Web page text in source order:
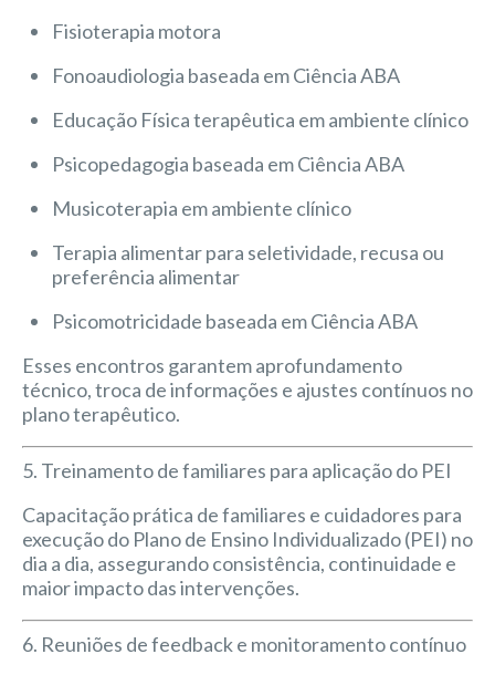
Fisioterapia motora
Fonoaudiologia baseada em Ciência ABA
Educação Física terapêutica em ambiente clínico
Psicopedagogia baseada em Ciência ABA
Musicoterapia em ambiente clínico
Terapia alimentar para seletividade, recusa ou
preferência alimentar
Psicomotricidade baseada em Ciência ABA
Esses encontros garantem aprofundamento
técnico, troca de informações e ajustes contínuos no
plano terapêutico.
5. Treinamento de familiares para aplicação do PEI
Capacitação prática de familiares e cuidadores para
execução do Plano de Ensino Individualizado (PEI) no
dia a dia, assegurando consistência, continuidade e
maior impacto das intervenções.
6. Reuniões de feedback e monitoramento contínuo